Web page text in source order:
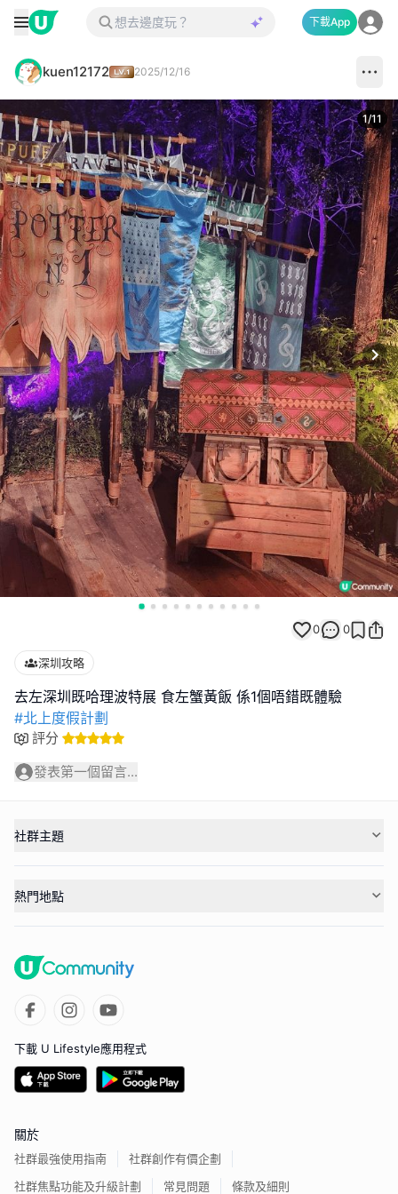
下載App
kuen12172 2025/12/16
1/11
0 0
深圳攻略
#北上度假計劃
評分
發表第一個留言...
社群主題
熱門地點
下載 U Lifestyle應用程式
關於
社群最強使用指南
社群創作有價企劃
社群焦點功能及升級計劃
常見問題 條款及細則